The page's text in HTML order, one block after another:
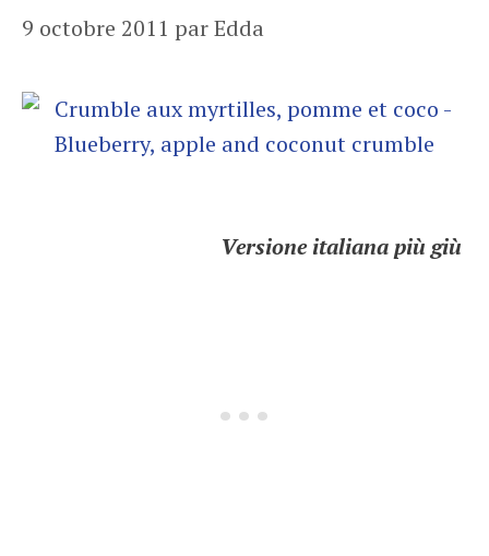
9 octobre 2011 parEdda
Versione italiana più giù